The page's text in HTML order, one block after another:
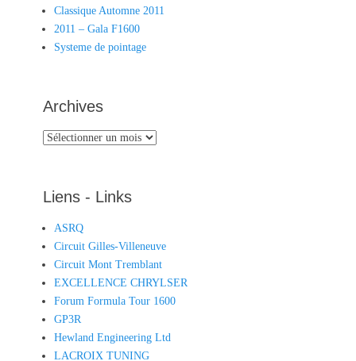
Classique Automne 2011
2011 – Gala F1600
Systeme de pointage
Archives
Archives
Liens - Links
ASRQ
Circuit Gilles-Villeneuve
Circuit Mont Tremblant
EXCELLENCE CHRYLSER
Forum Formula Tour 1600
GP3R
Hewland Engineering Ltd
LACROIX TUNING